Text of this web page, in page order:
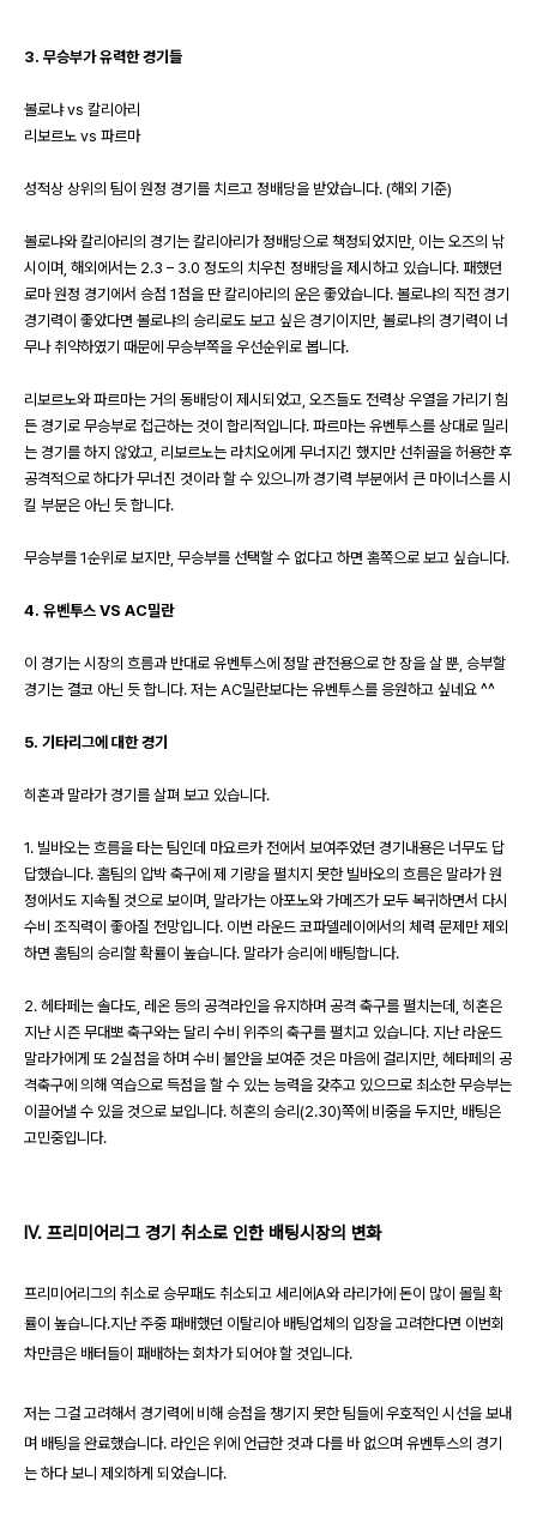
3. 무승부가 유력한 경기들
볼로냐vs 칼리아리
리보르노 vs 파르마
성적상 상위의 팀이 원정 경기를 치르고 정배당을 받았습니다. (해외 기준)
볼로냐와 칼리아리의 경기는 칼리아리가 정배당으로 책정되었지만, 이는 오즈의 낚
시이며 해외에서는 2.3 – 3.0 정도의 치우친 정배당을 제시하고 있습니다. 패했던
로마 원정 경기에서 승점 1점을 딴 칼리아리의 운은 좋았습니다. 볼로냐의 직전 경기
경기력이 좋았다면 볼로냐의 승리로도 보고 싶은 경기이지만, 볼로냐의 경기력이 너
무나 취약하였기 때문에 무승부쪽을 우선순위로 봅니다.
리보르노와 파르마는 거의 동배당이 제시되었고 오즈들도 전력상 우열을 가리기 힘
든 경기로 무승부로 접근하는 것이 합리적입니다. 파르마는 유벤투스를 상대로 밀리
는 경기를 하지 않았고 리보르노는 라치오에게 무너지긴 했지만 선취골을 허용한 후
공격적으로 하다가 무너진 것이라 할 수 있으니까 경기력 부분에서 큰 마이너스를 시
킬 부분은 아닌 듯 합니다.
무승부를 1순위로 보지만, 무승부를 선택할 수 없다고 하면 홈쪽으로 보고 싶습니다.
4. 유벤투스 VS AC밀란
이 경기는 시장의 흐름과 반대로 유벤투스에 정말 관전용으로 한 장을 살 뿐 승부할
경기는 결코 아닌 듯 합니다. 저는 AC밀란보다는 유벤투스를 응원하고 싶네요 ^^
5. 기타리그에 대한 경기
히혼과 말라가 경기를 살펴 보고 있습니다.
1. 빌바오는 흐름을 타는 팀인데 마요르카 전에서 보여주었던 경기내용은 너무도 답
답했습니다. 홈팀의 압박 축구에 제 기량을 펼치지 못한 빌바오의 흐름은 말라가 원
정에서도 지속될 것으로 보이며 말라가는 아포노와 가메즈가 모두 복귀하면서 다시
수비 조직력이 좋아질 전망입니다. 이번 라운드 코파델레이에서의 체력 문제만 제외
하면 홈팀의 승리할 확률이 높습니다. 말라가 승리에 배팅합니다.
2. 헤타페는 솔다도 레온 등의 공격라인을 유지하며 공격 축구를 펼치는데
히혼은
지난 시즌 무대뽀 축구와는 달리 수비 위주의 축구를 펼치고 있습니다. 지난 라운드
말라가에게 또 2실점을 하며 수비 불안을 보여준 것은 마음에 걸리지만, 헤타페의 공
격축구에 의해 역습으로 득점을 할 수 있는 능력을 갖추고 있으므로 최소한 무승부는
이끌어낼 수 있을 것으로 보입니다. 히혼의 승리 (2.30)쪽에 비중을 두지만, 배팅은
고민중입니다.
IV. 프리미어리그 경기 취소로 인한 배팅시장의 변화
프리미어리그의 취소로 승무패도 취소되고 세리에 A와 라리가에 돈이 많이 몰릴 확
률이 높습니다.지난 주중 패배했던 이탈리아 배팅업체의 입장을 고려한다면 이번회
차만큼은 배터들이 패배하는 회차가 되어야 할 것입니다.
저는 그걸 고려해서 경기력에 비해 승점을 챙기지 못한 팀들에 우호적인 시선을 보내
며 배팅을 완료했습니다. 라인은 위에 언급한 것과 다를 바 없으며 유벤투스의 경기
는 하다 보니 제외하게 되었습니다.